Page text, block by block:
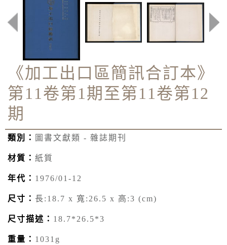
《加工出口區簡訊合訂本》
第11卷第1期至第11卷第12
期
類別： 圖書文獻類 - 雜誌期刊
材質： 紙質
年代： 1976/01-12
尺寸： 長:18.7 x 寬:26.5 x 高:3 (cm)
尺寸描述： 18.7*26.5*3
重量： 1031g